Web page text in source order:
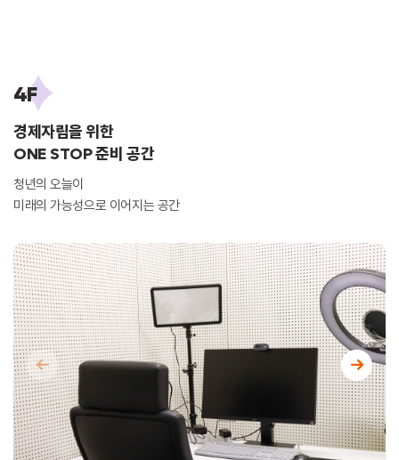
4F
경제자립을 위한
ONE STOP 준비 공간
청년의 오늘이
미래의 가능성으로 이어지는 공간
← →